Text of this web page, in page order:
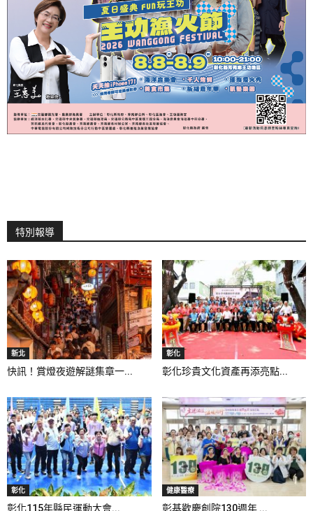
特別報導
新北
快訊！賞燈夜遊解謎集章一...
彰化
彰化珍貴文化資產再添亮點...
彰化
彰化115年縣民運動大會...
健康醫療
彰基歡慶創院130週年 ...